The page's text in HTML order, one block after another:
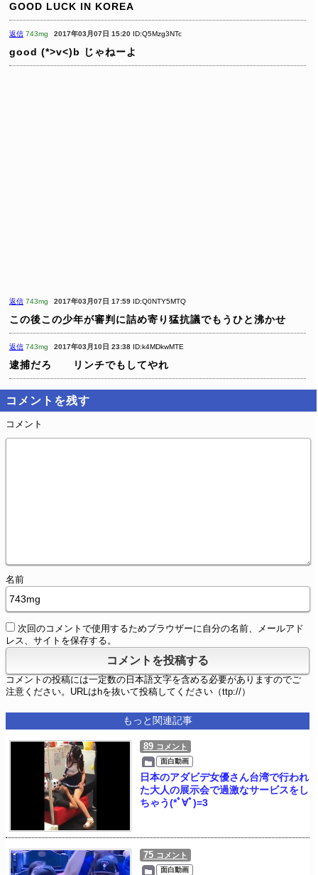
GOOD LUCK IN KOREA
返信 743mg 2017年03月07日 15:20 ID:Q5Mzg3NTc
good (*>v<)b じゃねーよ
返信 743mg 2017年03月07日 17:59 ID:Q0NTY5MTQ
この後この少年が審判に詰め寄り猛抗議でもうひと沸かせ
返信 743mg 2017年03月10日 23:38 ID:k4MDkwMTE
逮捕だろ リンチでもしてやれ
コメントを残す
コメント
名前
次回のコメントで使用するためブラウザーに自分の名前、メールアド
レス、サイトを保存する。
コメントの投稿には一定数の日本語文字を含める必要がありますのでご
注意ください。URLはhを抜いて投稿してください（ttp://）
もっと関連記事
89 コメント
面白動画
日本のアダビデ女優さん台湾で行われ
た大人の展示会で過激なサービスをし
ちゃう(*ﾟ∀ﾟ)=3
75 コメント
面白動画